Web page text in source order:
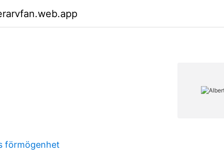
förmögenhet